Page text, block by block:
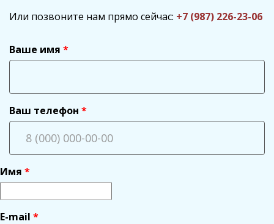
Или позвоните нам прямо сейчас: +7 (987) 226-23-06
Ваше имя
Ваш телефон
Имя
E-mail